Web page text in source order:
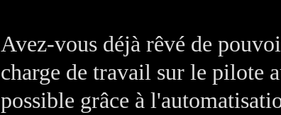
Avez-vous déjà rêvé de
charge de travail sur le pilote
possible grâce à